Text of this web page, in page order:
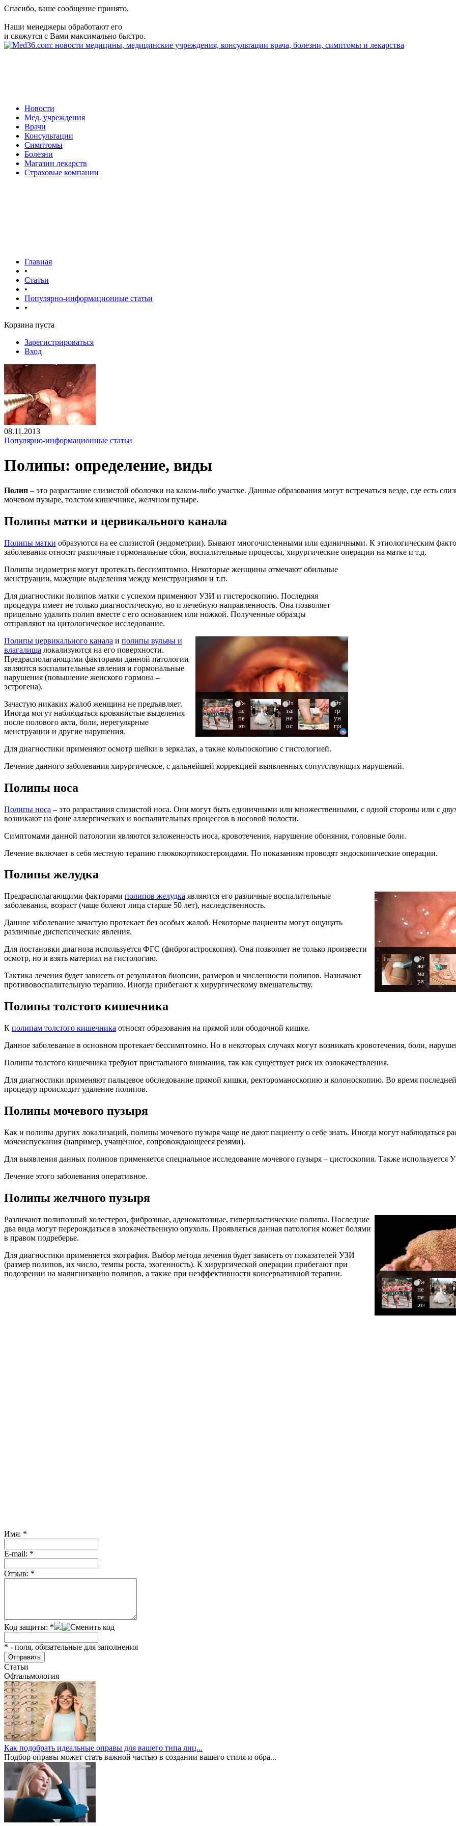
Спасибо, ваше сообщение принято.
Наши менеджеры обработают его
и свяжутся с Вами максимально быстро.
Новости
Мед. учреждения
Врачи
Консультации
Симптомы
Болезни
Магазин лекарств
Страховые компании
Главная
•
Статьи
•
Популярно-информационные статьи
•
Корзина пуста
Зарегистрироваться
Вход
08.11.2013
Популярно-информационные статьи
Полипы: определение, виды
Полип – это разрастание слизистой оболочки на каком-либо участке. Данные образования могут встречаться везде, где есть
мочевом пузыре, толстом кишечнике, желчном пузыре.
Полипы матки и цервикального канала
Полипы матки образуются на ее слизистой (эндометрии). Бывают многочисленными или единичными. К этиологическим
заболевания относят различные гормональные сбои, воспалительные процессы, хирургические операции на матке и т.д.
Полипы эндометрия могут протекать бессимптомно. Некоторые женщины отмечают обильные
менструации, мажущие выделения между менструациями и т.п.
Для диагностики полипов матки с успехом применяют УЗИ и гистероскопию. Последняя
процедура имеет не только диагностическую, но и лечебную направленность. Она позволяет
прицельно удалить полип вместе с его основанием или ножкой. Полученные образцы
отправляют на цитологическое исследование.
Полипы цервикального канала и полипы вульвы и
влагалища локализуются на его поверхности.
Предрасполагающими факторами данной патологии
являются воспалительные явления и гормональные
нарушения (повышение женского гормона –
эстрогена).
Зачастую никаких жалоб женщина не предъявляет.
Иногда могут наблюдаться кровянистые выделения
после полового акта, боли, нерегулярные
менструации и другие нарушения.
Для диагностики применяют осмотр шейки в зеркалах, а также кольпоскопию с гистологией.
Лечение данного заболевания хирургическое, с дальнейшей коррекцией выявленных сопутствующих нарушений.
Полипы носа
Полипы носа – это разрастания слизистой носа. Они могут быть единичными или множественными, с одной стороны или с
возникают на фоне аллергических и воспалительных процессов в носовой полости.
Симптомами данной патологии являются заложенность носа, кровотечения, нарушение обоняния, головные боли.
Лечение включает в себя местную терапию глюкокортикостероидами. По показаниям проводят эндоскопические операции.
Полипы желудка
Предрасполагающими факторами полипов желудка являются его различные воспалительные
заболевания, возраст (чаще болеют лица старше 50 лет), наследственность.
Данное заболевание зачастую протекает без особых жалоб. Некоторые пациенты могут ощущать
различные диспепсические явления.
Для постановки диагноза используется ФГС (фиброгастроскопия). Она позволяет не только произвести
осмотр, но и взять материал на гистологию.
Тактика лечения будет зависеть от результатов биопсии, размеров и численности полипов. Назначают
противовоспалительную терапию. Иногда прибегают к хирургическому вмешательству.
Полипы толстого кишечника
К полипам толстого кишечника относят образования на прямой или ободочной кишке.
Данное заболевание в основном протекает бессимптомно. Но в некоторых случаях могут возникать кровотечения, боли,
Полипы толстого кишечника требуют пристального внимания, так как существует риск их озлокачествления.
Для диагностики применяют пальцевое обследование прямой кишки, ректороманоскопию и колоноскопию. Во время
процедур происходит удаление полипов.
Полипы мочевого пузыря
Как и полипы других локализаций, полипы мочевого пузыря чаще не дают пациенту о себе знать. Иногда могут наблюдаться
мочеиспускания (например, учащенное, сопровождающееся резями).
Для выявления данных полипов применяется специальное исследование мочевого пузыря – цистоскопия. Также используется
Лечение этого заболевания оперативное.
Полипы желчного пузыря
Различают полипозный холестероз, фиброзные, аденоматозные, гиперпластические полипы. Последние
два вида могут перерождаться в злокачественную опухоль. Проявляться данная патология может болями
в правом подреберье.
Для диагностики применяется эхография. Выбор метода лечения будет зависеть от показателей УЗИ
(размер полипов, их число, темпы роста, эхогенность). К хирургической операции прибегают при
подозрении на малигнизацию полипов, а также при неэффективности консервативной терапии.
Имя: *
Е-mail: *
Отзыв: *
Код защиты: *
* - поля, обязательные для заполнения
Статьи
Офтальмология
Как подобрать идеальные оправы для вашего типа лиц...
Подбор оправы может стать важной частью в создании вашего стиля и обра...
iРжу
не
переставая,
это
не
iЭтот
танец
невесты
оставит
слов!
10
раз
iЭтот
трюк
уничтожает
грибок
iЭта
жгучая
мазь
разъедает
всю
iРжу
не
переставая,
это